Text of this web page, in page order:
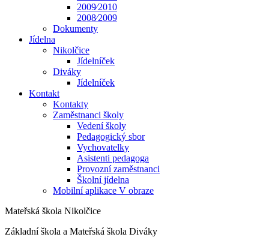
2009⁄2010
2008⁄2009
Dokumenty
Jídelna
Nikolčice
Jídelníček
Diváky
Jídelníček
Kontakt
Kontakty
Zaměstnanci školy
Vedení školy
Pedagogický sbor
Vychovatelky
Asistenti pedagoga
Provozní zaměstnanci
Školní jídelna
Mobilní aplikace V obraze
Mateřská škola Nikolčice
Základní škola a Mateřská škola Diváky